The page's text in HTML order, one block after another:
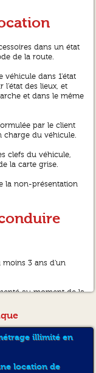
dans un état
de la route.
véhicule dans 1'état
des lieux, et
et dans le même
par le client
charge du véhicule.
clefs du véhicule,
la carte grise.
la non-présentation
moins 3 ans d'un
au moment de la
illimité en
location de